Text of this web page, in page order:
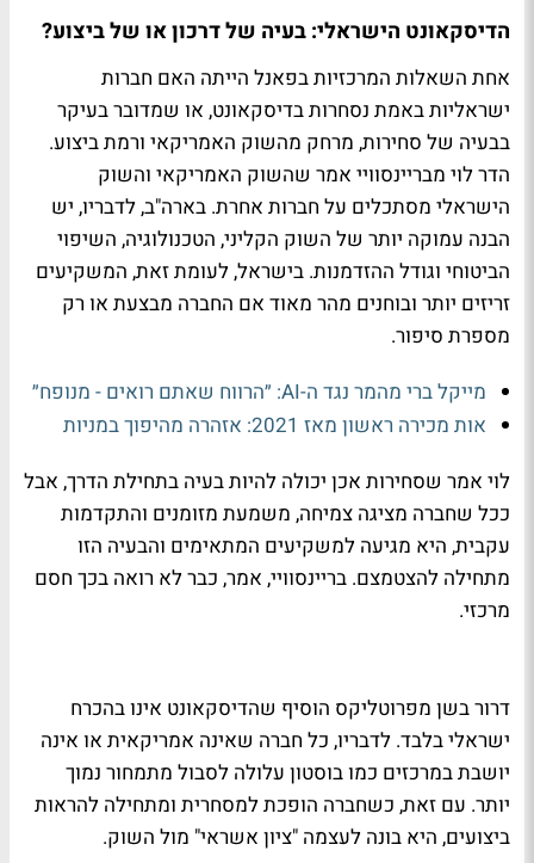
הדיסקאונט הישראלי: בעיה של דרכון או של ביצוע?
אחת השאלות המרכזיות בפאנל הייתה האם חברות
ישראליות באמת נסחרות בדיסקאונט, או שמדובר בעיקר
בבעיה של סחירות, מרחק מהשוק האמריקאי ורמת ביצוע.
הדר לוי מבריינסוויי אמר שהשוק האמריקאי והשוק
הישראלי מסתכלים על חברות אחרת. בארה"ב, לדבריו, יש
הבנה עמוקה יותר של השוק הקליני, הטכנולוגיה, השיפוי
הביטוחי וגודל ההזדמנות. בישראל, לעומת זאת, המשקיעים
זריזים יותר ובוחנים מהר מאוד אם החברה מבצעת או רק
מספרת סיפור.
מייקל ברי מהמר נגד ה-AI: ״הרווח שאתם רואים - מנופח״
אות מכירה ראשון מאז 2021: אזהרה מהיפוך במניות
לוי אמר שסחירות אכן יכולה להיות בעיה בתחילת הדרך, אבל
ככל שחברה מציגה צמיחה, משמעת מזומנים והתקדמות
עקבית, היא מגיעה למשקיעים המתאימים והבעיה הזו
מתחילה להצטמצם. בריינסוויי, אמר, כבר לא רואה בכך חסם
מרכזי.
דרור בשן מפרוטליקס הוסיף שהדיסקאונט אינו בהכרח
ישראלי בלבד. לדבריו, כל חברה שאינה אמריקאית או אינה
יושבת במרכזים כמו בוסטון עלולה לסבול מתמחור נמוך
יותר. עם זאת, כשחברה הופכת למסחרית ומתחילה להראות
ביצועים, היא בונה לעצמה "ציון אשראי" מול השוק.